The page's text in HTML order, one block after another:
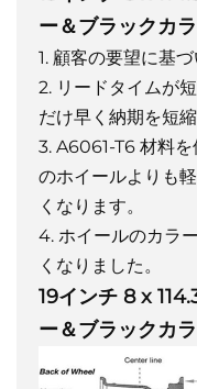
ー＆ブラックカ
1. 顧客の要望に基
2. リードタイムが
だけ早く納期を短縮
3. A6061-T6 材料
のホイールよりも
くなります。
4. ホイールのカラ
くなりました。
19インチ 8 x
ー＆ブラックカ